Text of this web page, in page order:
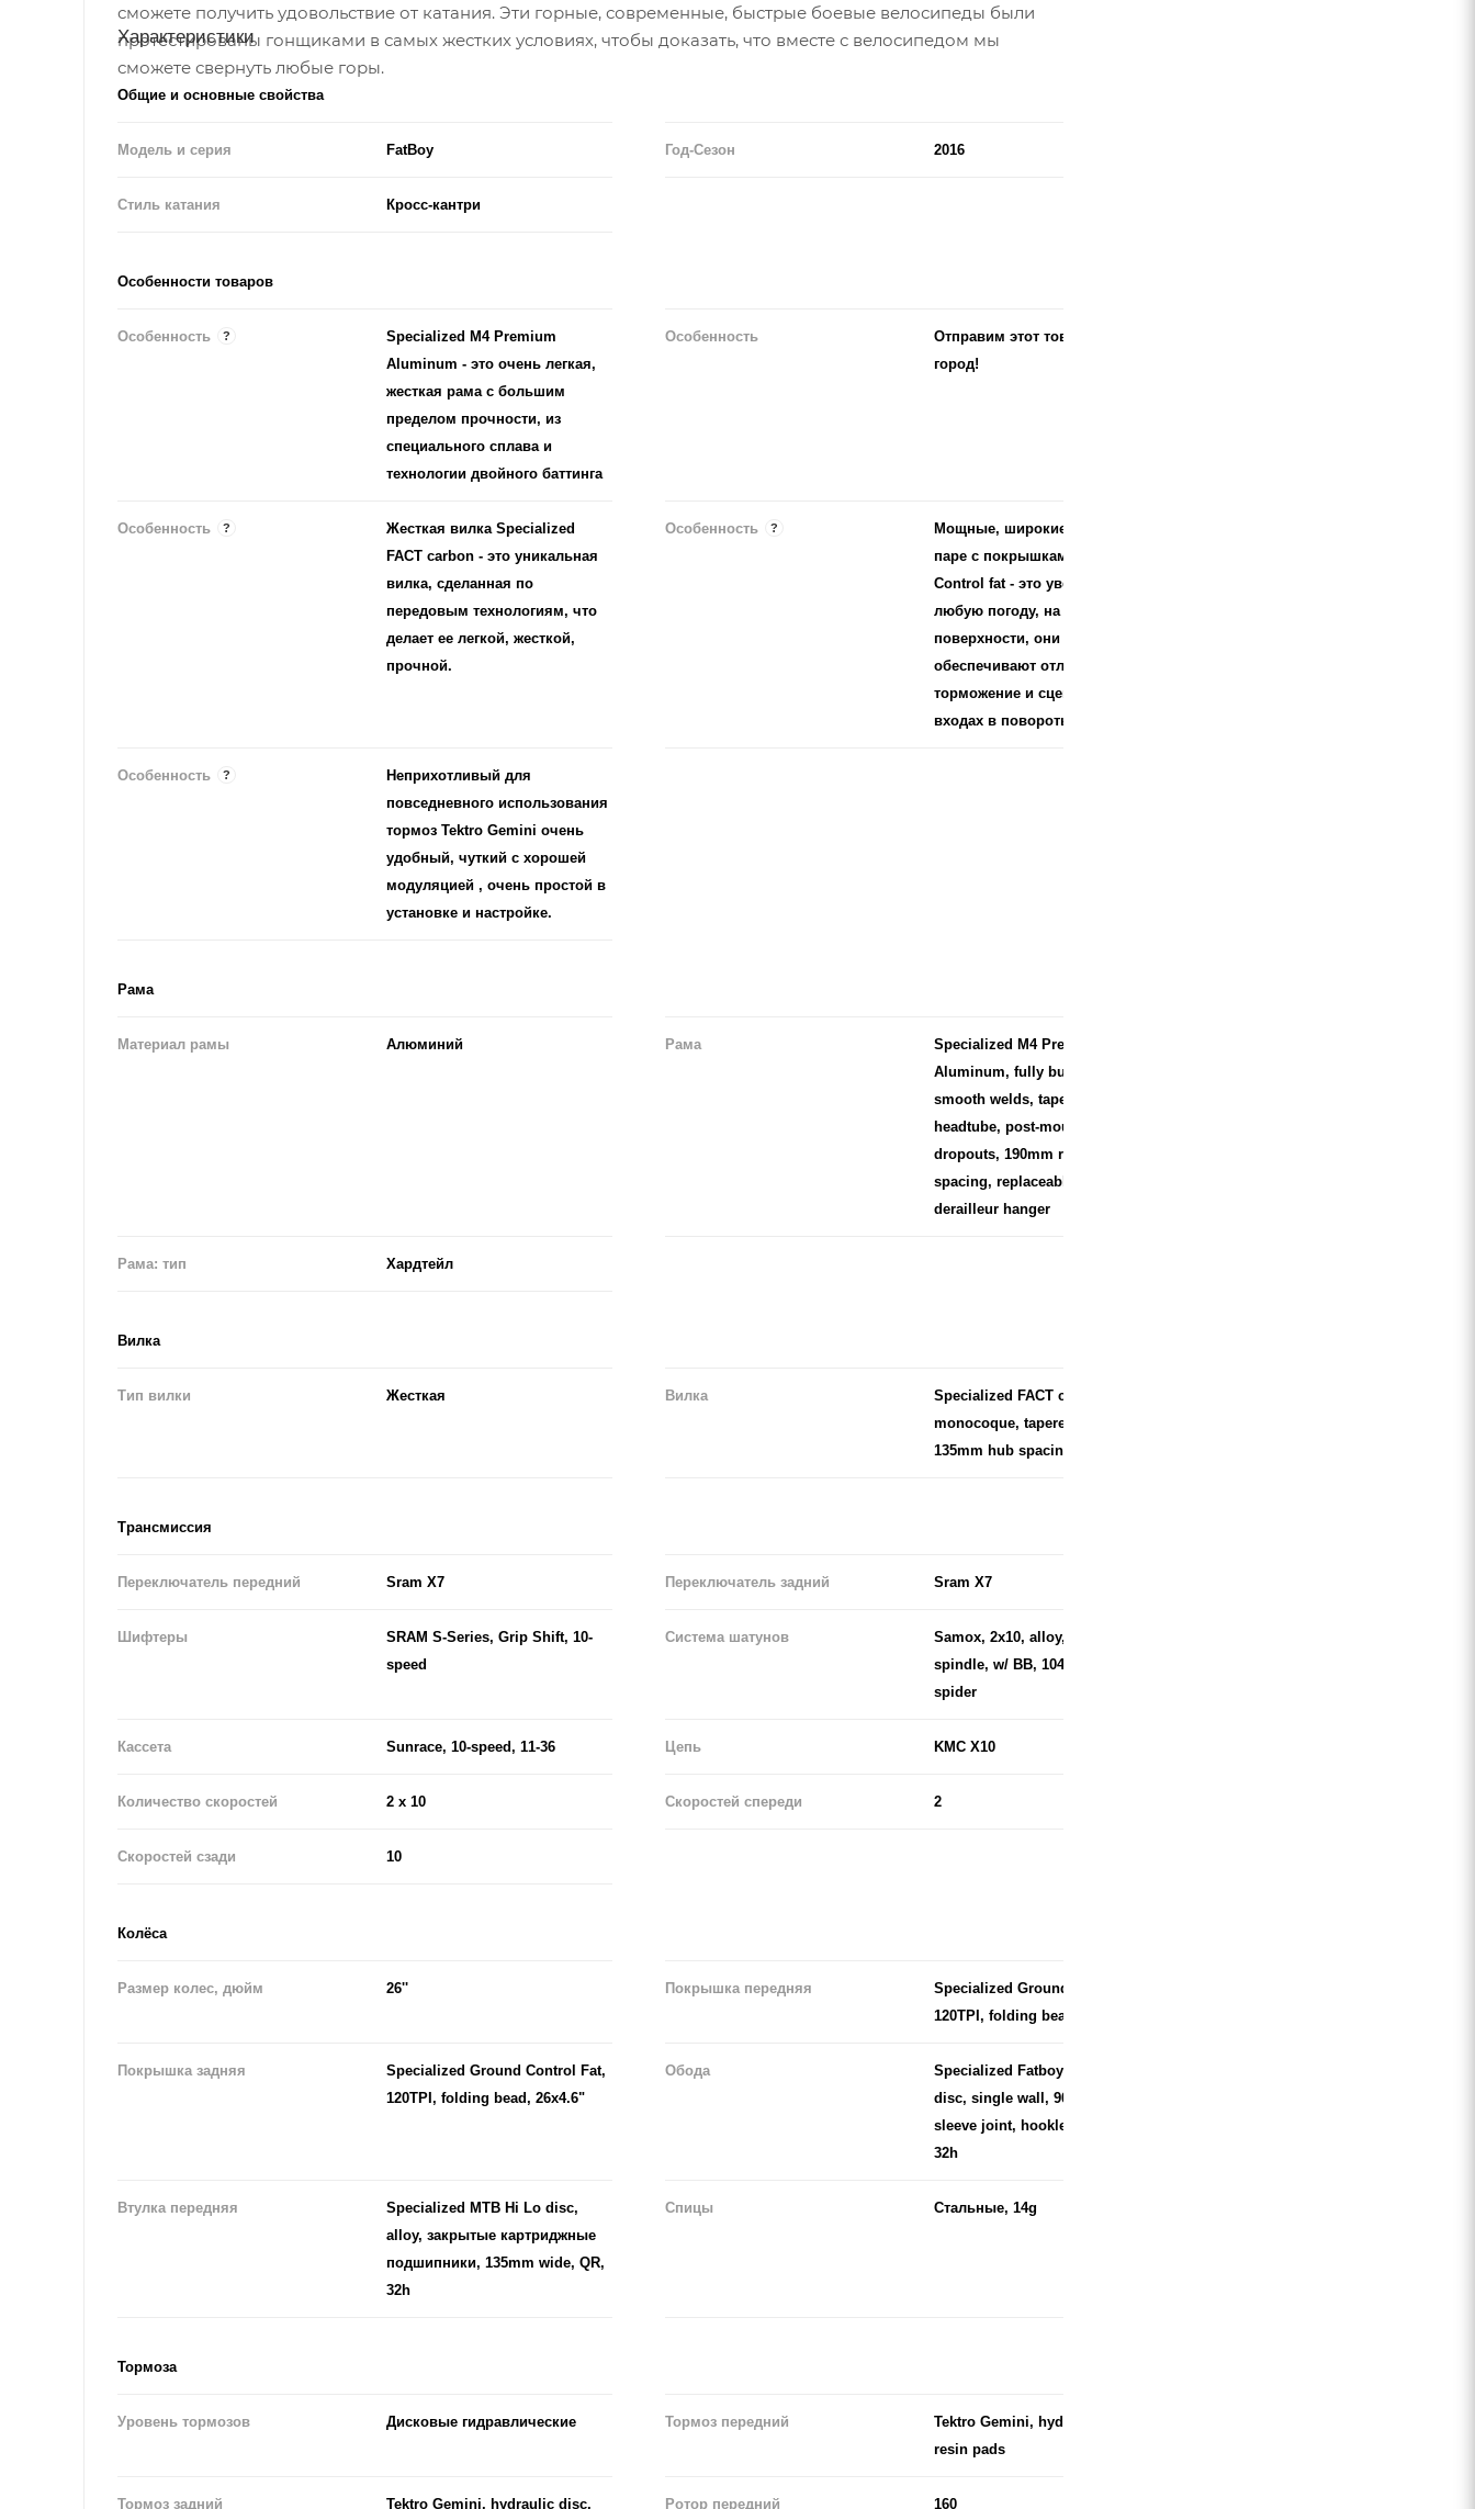
сможете получить удовольствие от катания. Эти горные, современные, быстрые боевые велосипеды были
протестированы гонщиками в самых жестких условиях, чтобы доказать, что вместе с велосипедом мы
сможете свернуть любые горы.
Характеристики
Общие и основные свойства
Модель и серия FatBoy Год-Сезон 2016
Стиль катания Кросс-кантри
Особенности товаров
Особенность ?
Specialized M4 Premium
Aluminum - это очень легкая,
жесткая рама с большим
пределом прочности, из
специального сплава и
технологии двойного баттинга
Особенность
Отправим этот товар в твой
город!
Особенность ?
Жесткая вилка Specialized
FACT carbon - это уникальная
вилка, сделанная по
передовым технологиям, что
делает ее легкой, жесткой,
прочной.
Особенность ?
Мощные, широкие обода в
паре с покрышками Ground
Control fat - это уверенность в
любую погоду, на любой
поверхности, они
обеспечивают отличное
торможение и сцепление при
входах в повороты
Особенность ?
Неприхотливый для
повседневного использования
тормоз Tektro Gemini очень
удобный, чуткий с хорошей
модуляцией , очень простой в
установке и настройке.
Рама
Материал рамы Алюминий Рама
Specialized M4 Premium
Aluminum, fully butted w/
smooth welds, tapered
headtube, post-mount disc
dropouts, 190mm rear hub
spacing, replaceable alloy
derailleur hanger
Рама: тип Хардтейл
Вилка
Тип вилки Жесткая Вилка
Specialized FACT carbon, full
monocoque, tapered steerer,
135mm hub spacing
Трансмиссия
Переключатель передний Sram X7 Переключатель задний Sram X7
Шифтеры
SRAM S-Series, Grip Shift, 10-
speed
Система шатунов
Samox, 2x10, alloy, 100mm CNC
spindle, w/ BB, 104/64mm BCD
spider
Кассета Sunrace, 10-speed, 11-36 Цепь KMC X10
Количество скоростей 2 x 10 Скоростей спереди 2
Скоростей сзади 10
Колёса
Размер колес, дюйм 26'' Покрышка передняя
Specialized Ground Control Fat,
120TPI, folding bead, 26x4.6"
Покрышка задняя
Specialized Ground Control Fat,
120TPI, folding bead, 26x4.6"
Обода
Specialized Fatboy SL, alloy
disc, single wall, 90mm wide,
sleeve joint, hookless design,
32h
Втулка передняя
Specialized MTB Hi Lo disc,
alloy, закрытые картриджные
подшипники, 135mm wide, QR,
32h
Спицы Стальные, 14g
Тормоза
Уровень тормозов Дисковые гидравлические Тормоз передний
Tektro Gemini, hydraulic disc,
resin pads
Тормоз задний Tektro Gemini, hydraulic disc, Ротор передний 160